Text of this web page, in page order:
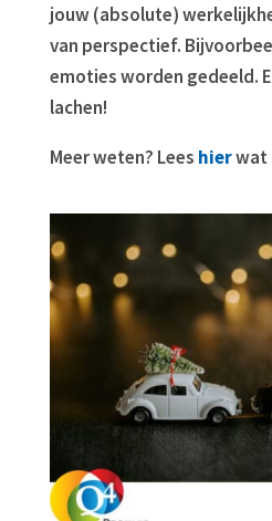
jouw (absolute)
van perspectief.
emoties worden gedeeld.
lachen!
Meer weten? Lees hierwat